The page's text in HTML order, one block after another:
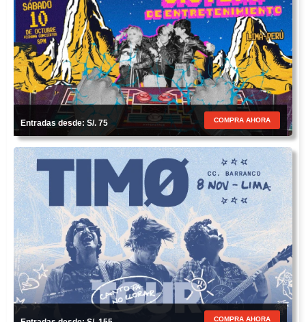
Entradas desde: S/. 75 COMPRA AHORA
COMPRA AHORA